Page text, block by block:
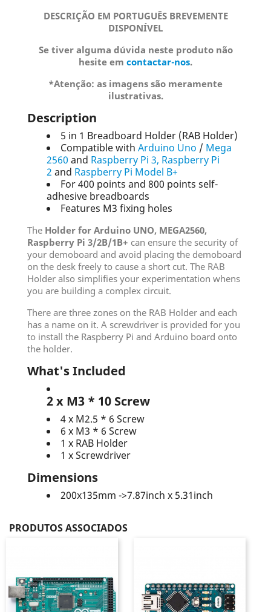
DESCRIÇÃO EM PORTUGUÊS BREVEMENTE
DISPONÍVEL
Se tiver alguma dúvida neste produto não
hesite em contactar-nos.
*Atenção: as imagens são meramente
ilustrativas.
Description
5 in 1 Breadboard Holder (RAB Holder)
Compatible with Arduino Uno / Mega
2560 and Raspberry Pi 3, Raspberry Pi
2 and Raspberry Pi Model B+
For 400 points and 800 points self-
adhesive breadboards
Features M3 fixing holes
The Holder for Arduino UNO, MEGA2560,
Raspberry Pi 3/2B/1B+ can ensure the security of
your demoboard and avoid placing the demoboard
on the desk freely to cause a short cut. The RAB
Holder also simplifies your experimentation whens
you are building a complex circuit.
There are three zones on the RAB Holder and each
has a name on it. A screwdriver is provided for you
to install the Raspberry Pi and Arduino board onto
the holder.
What's Included
2 x M3 * 10 Screw
4 x M2.5 * 6 Screw
6 x M3 * 6 Screw
1 x RAB Holder
1 x Screwdriver
Dimensions
200x135mm ->7.87inch x 5.31inch
PRODUTOS ASSOCIADOS